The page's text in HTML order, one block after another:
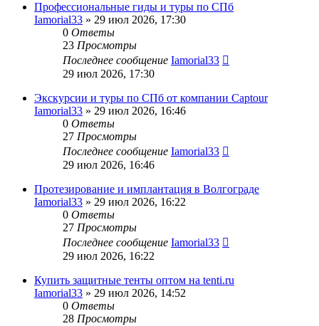
Профессиональные гиды и туры по СПб
Iamorial33 » 29 июл 2026, 17:30
0 Ответы
23 Просмотры
Последнее сообщение Iamorial33
29 июл 2026, 17:30
Экскурсии и туры по СПб от компании Captour
Iamorial33 » 29 июл 2026, 16:46
0 Ответы
27 Просмотры
Последнее сообщение Iamorial33
29 июл 2026, 16:46
Протезирование и имплантация в Волгограде
Iamorial33 » 29 июл 2026, 16:22
0 Ответы
27 Просмотры
Последнее сообщение Iamorial33
29 июл 2026, 16:22
Купить защитные тенты оптом на tenti.ru
Iamorial33 » 29 июл 2026, 14:52
0 Ответы
28 Просмотры